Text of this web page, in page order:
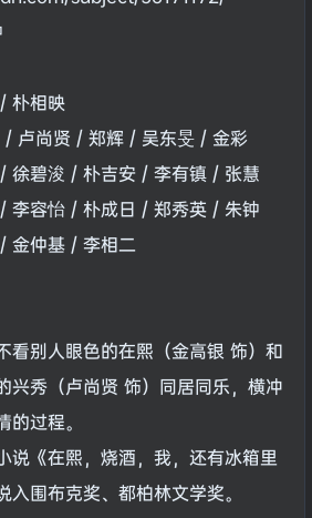
相映
/ 卢尚贤 / 郑辉 / 吴东旻 / 金彩
徐碧浚 / 朴吉安 / 李有镇 / 张慧
李容怡 / 朴成日 / 郑秀英 / 朱钟
金仲基 / 李相二
看别人眼色的在熙（金高银 饰）和
兴秀（卢尚贤 饰）同居同乐，横冲
过程。
说《在熙，烧酒，我，还有冰箱里
围布克奖、都柏林文学奖。